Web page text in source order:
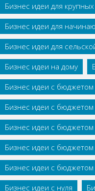
Бизнес идеи для
Бизнес идеи для
Бизнес идеи для
Бизнес идеи на дому
Бизнес идеи с
Бизнес идеи с
Бизнес идеи с
Бизнес идеи с
Бизнес идеи с
Бизнес идеи с нуля